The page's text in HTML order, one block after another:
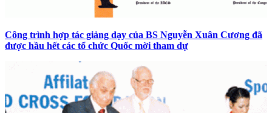
Công trình hợp tác giảng dạy của BS Nguyễn Xuân Cương đã
được hầu hết các tổ chức Quốc mời tham dự